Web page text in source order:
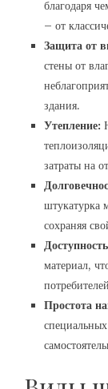
благодаря
– от
Защита от
стены от
здания.
Утепление:
затраты на
штукатурка
сохраняя
материал,
Простота